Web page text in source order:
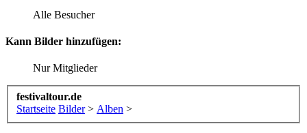
Alle Besucher
Kann Bilder hinzufügen:
Nur Mitglieder
festivaltour.de
Startseite Bilder > Alben >